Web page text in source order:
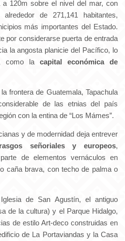
120m sobre el nivel del mar, con
de 271,141 habitantes,
más importantes del Estado.
por considerarse puerta de entrada
la angosta planicie del Pacífico, lo
como la capital económica de
frontera de Guatemala, Tapachula
de las etnias del país
con la entina de “Los Mámes”.
y de modernidad deja entrever
señoriales y europeos,
de elementos vernáculos en
caña brava, con techo de palma o
de San Agustín, el antiguo
de la cultura) y el Parque Hidalgo,
de estilo Art-deco construidas en
de La Portaviandas y la Casa